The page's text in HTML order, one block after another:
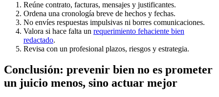
Reúne contrato, facturas, mensajes y justificantes.
Ordena una cronología breve de hechos y fechas.
No envíes respuestas impulsivas ni borres comunicaciones.
Valora si hace falta un requerimiento fehaciente bien
redactado.
Revisa con un profesional plazos, riesgos y estrategia.
Conclusión: prevenir bien no es prometer
un juicio menos, sino actuar mejor